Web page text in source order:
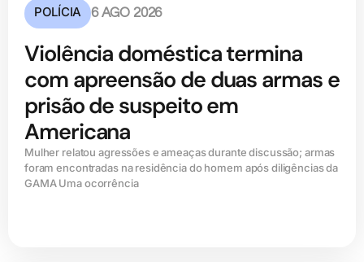
POLÍCIA 6 AGO 2026
Violência doméstica termina
com apreensão de duas armas e
prisão de suspeito em
Americana
Mulher relatou agressões e ameaças durante discussão; armas
foram encontradas na residência do homem após diligências da
GAMA Uma ocorrência